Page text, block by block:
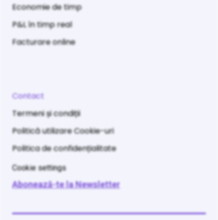
Economie de timp
P&L în timp real
Facturare online
Contact
Termeni și condiții
Politică utilizare Cookie-uri
Politica de confidențialitate
Cookie settings
Abonează-te la Newsletter